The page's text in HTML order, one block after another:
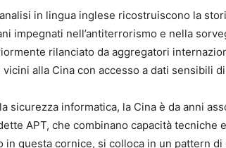
in lingua inglese ricostruiscono la
impegnati nell’antiterrorismo e nella
rilanciato da aggregatori
alla Cina con accesso a dati sensibili
sicurezza informatica, la Cina è da anni
APT, che combinano capacità tecniche
in questa cornice, si colloca in un pattern